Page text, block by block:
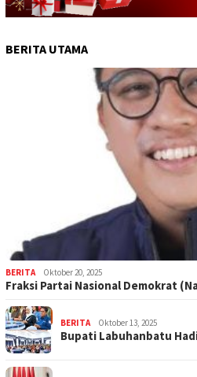
BERITA UTAMA
BERITA Oktober 20, 2025
Fraksi Partai Nasional Demokrat
BERITA Oktober 13, 2025
Bupati Labuhanbatu